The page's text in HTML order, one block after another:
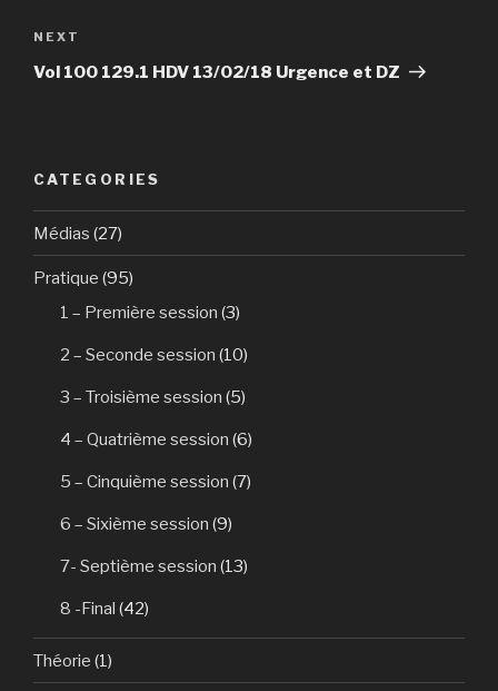
Next
Post
NEXT
Vol 100 129.1 HDV 13/02/18 Urgence et DZ
CATEGORIES
Médias (27)
Pratique (95)
1 – Première session (3)
2 – Seconde session (10)
3 – Troisième session (5)
4 – Quatrième session (6)
5 – Cinquième session (7)
6 – Sixième session (9)
7- Septième session (13)
8 -Final (42)
Théorie (1)